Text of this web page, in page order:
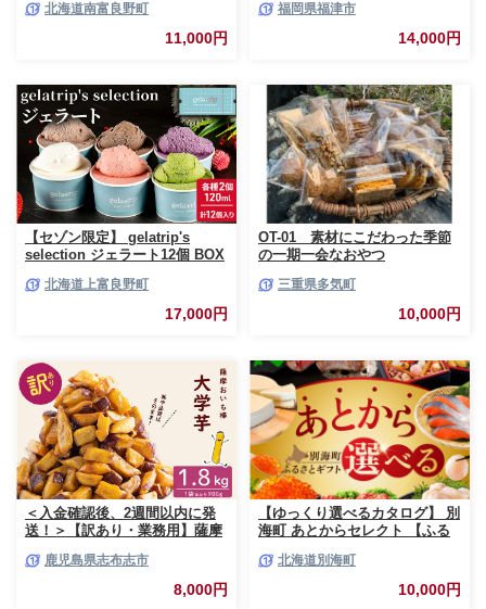
酵母 天然酵母パン ナッツ チョ
コ チーズ レーズン いちじく ベ
ーコン ソーセージ キャラメル
北海道南富良野町
11,000円
福岡県福津市
14,000円
【セゾン限定】 gelatrip's
selection ジェラート12個 BOX
スクリーム ジェラート デザー
ト ギフト 贈呈 贈り物 ミルク
生乳 牛乳 お菓子 スイーツ 冷凍
北海道上富良野町
17,000円
OT-01 素材にこだわった季節
の一期一会なおやつ
三重県多気町
10,000円
＜入金確認後、2週間以内に発
送！＞【訳あり・業務用】薩摩
1.8kg(900g×2袋) p8-142-2w
鹿児島県志布志市
8,000円
【ゆっくり選べるカタログ】 別
海町 あとからセレクト 【ふる
とから選べる！ ギフト いくら
ほたて 海鮮 牛肉 ケーキ アイス
【BY0000010】（ 後から選べ
北海道別海町
10,000円